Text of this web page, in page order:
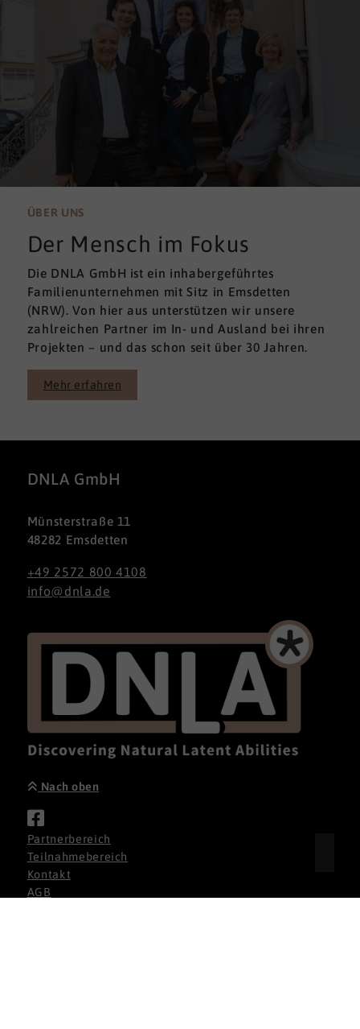
ÜBER UNS
Der Mensch im Fokus
Die DNLA GmbH ist ein inhabergeführtes
Familienunternehmen mit Sitz in Emsdetten
(NRW). Von hier aus unterstützen wir unsere
zahlreichen Partner im In- und Ausland bei ihren
Projekten – und das schon seit über 30 Jahren.
Mehr erfahren
DNLA GmbH
Münsterstraße 11
48282 Emsdetten
+49 2572 800 4108
info@dnla.de
Nach oben
Partnerbereich
Teilnahmebereich
Kontakt
AGB